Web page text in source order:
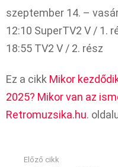
szeptember 14. –
12:10 SuperTV2 V / 1.
18:55 TV2 V / 2. rész
Ez a cikk Mikor
2025? Mikor van az
Retromuzsika.hu.
Előző cikk